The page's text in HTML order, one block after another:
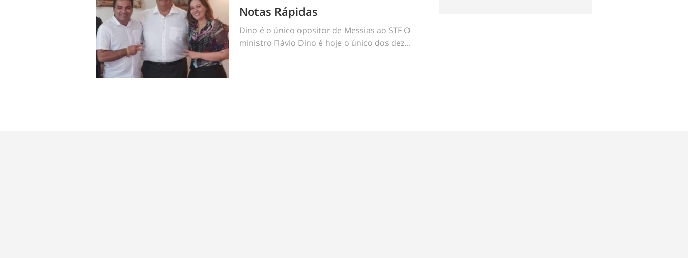
Notas Rápidas
Dino é o único opositor de Messias ao STF O
ministro Flávio Dino é hoje o único dos dez...